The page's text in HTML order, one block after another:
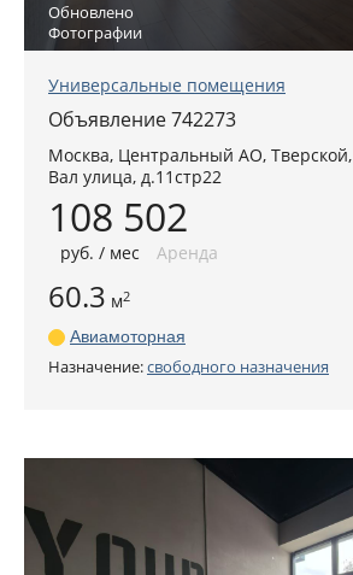
Обновлено
Фотографии
Универсальные помещения
Объявление 742273
Москва, Центральный АО, Тверской,
Вал улица, д.11стр22
108 502
руб. / мес Аренда
60.3 м2
Авиамоторная
Назначение:свободного назначения